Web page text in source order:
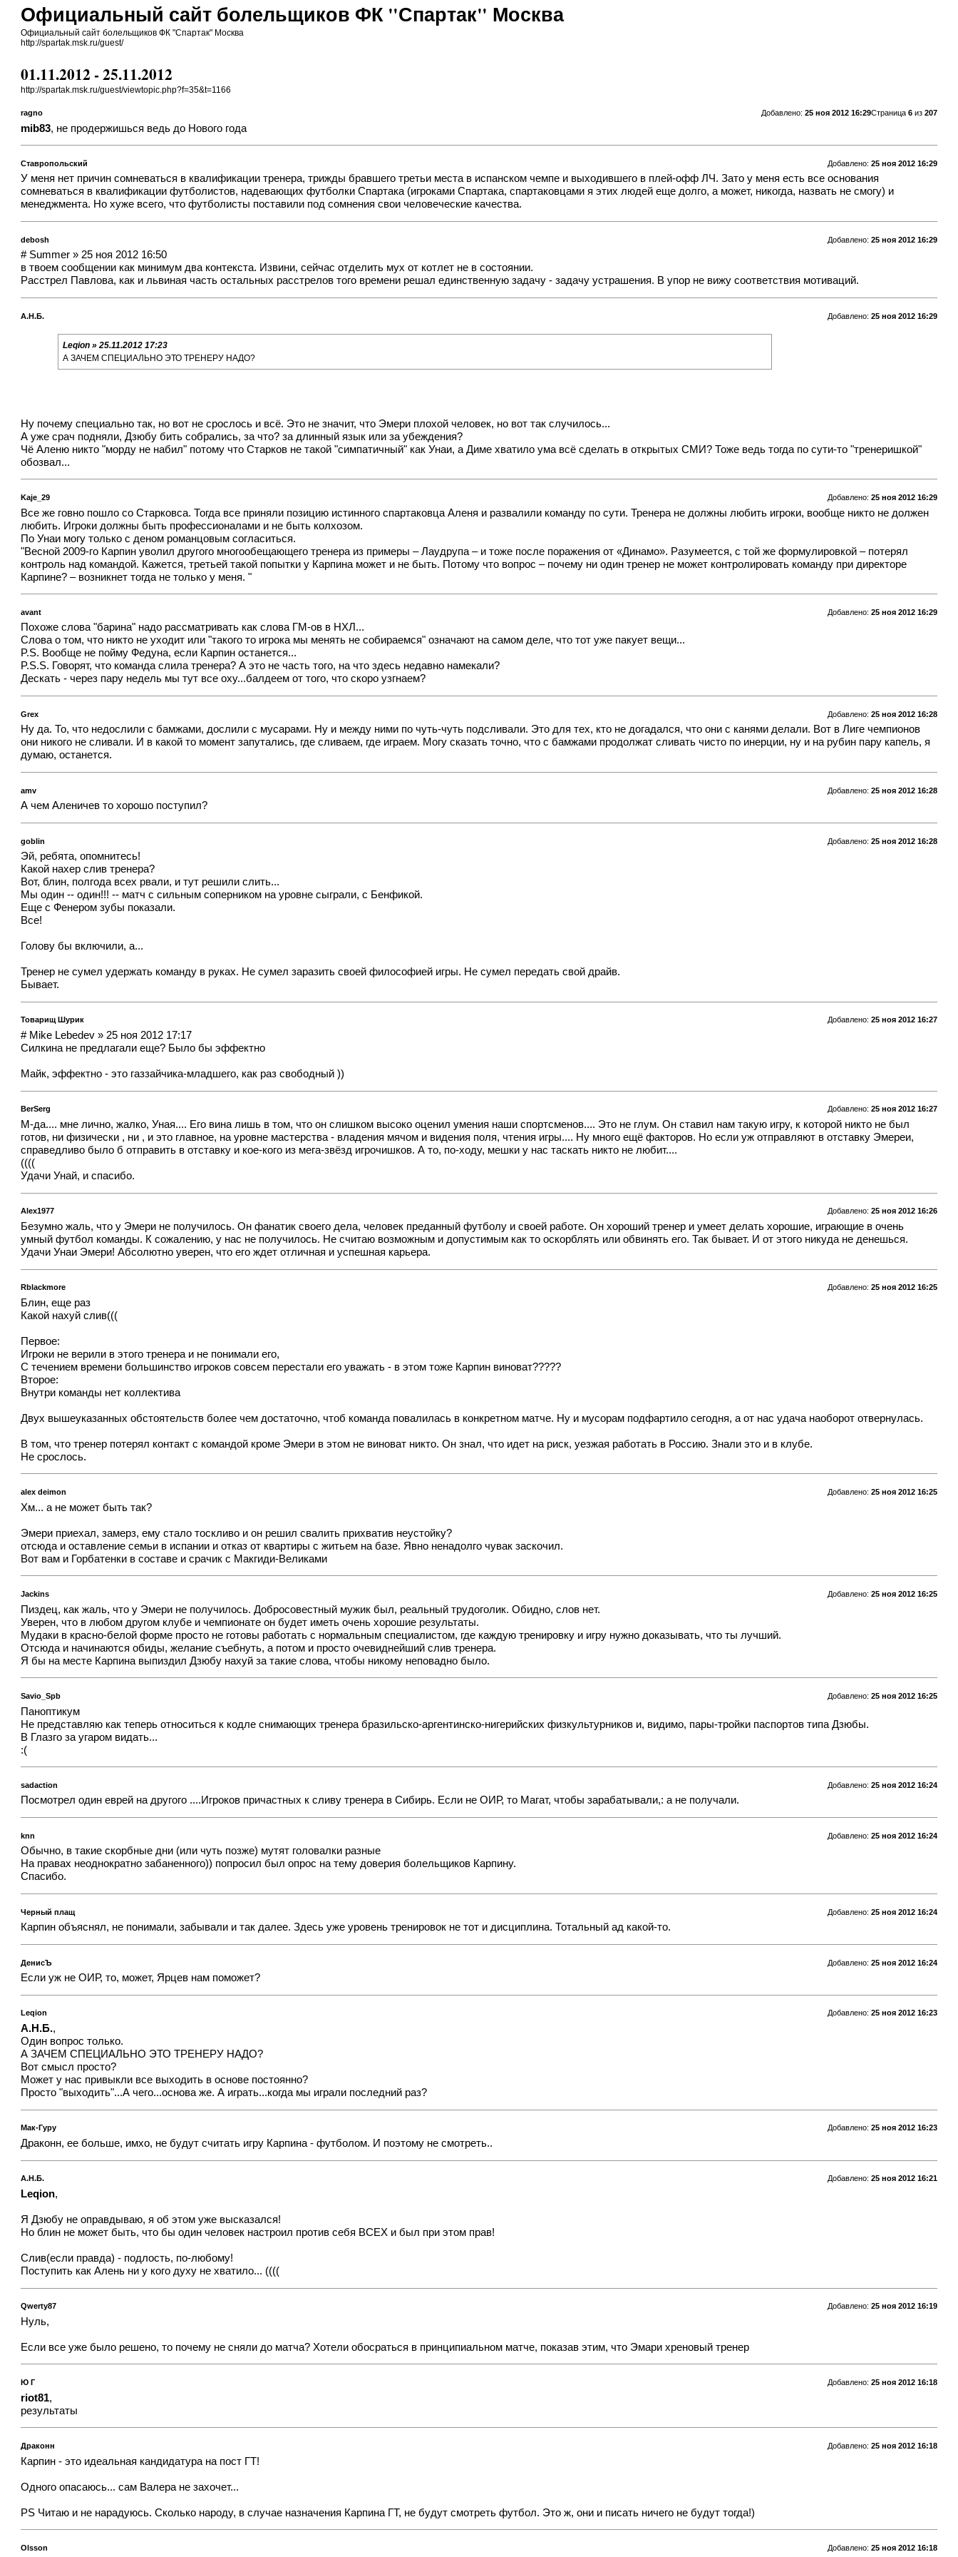
Официальный сайт болельщиков ФК "Спартак" Москва
Официальный сайт болельщиков ФК "Спартак" Москва
http://spartak.msk.ru/guest/
01.11.2012 - 25.11.2012
http://spartak.msk.ru/guest/viewtopic.php?f=35&t=1166
Страница 6из 207
Добавлено: 25 ноя 2012 16:29
ragno
mib83, не продержишься ведь до Нового года
Добавлено: 25 ноя 2012 16:29
Ставропольский
У меня нет причин сомневаться в квалификации тренера, трижды бравшего третьи места в испанском чемпе и выходившего в плей-офф ЛЧ. Зато у меня есть все основания
сомневаться в квалификации футболистов, надевающих футболки Спартака (игроками Спартака, спартаковцами я этих людей еще долго, а может, никогда, назвать не смогу) и
менеджмента. Но хуже всего, что футболисты поставили под сомнения свои человеческие качества.
Добавлено: 25 ноя 2012 16:29
debosh
# Summer » 25 ноя 2012 16:50
в твоем сообщении как минимум два контекста. Извини, сейчас отделить мух от котлет не в состоянии.
Расстрел Павлова, как и львиная часть остальных расстрелов того времени решал единственную задачу - задачу устрашения. В упор не вижу соответствия мотиваций.
Добавлено: 25 ноя 2012 16:29
А.Н.Б.
Leqion » 25.11.2012 17:23
А ЗАЧЕМ СПЕЦИАЛЬНО ЭТО ТРЕНЕРУ НАДО?
Ну почему специально так, но вот не срослось и всё. Это не значит, что Эмери плохой человек, но вот так случилось...
А уже срач подняли, Дзюбу бить собрались, за что? за длинный язык или за убеждения?
Чё Аленю никто "морду не набил" потому что Старков не такой "симпатичный" как Унаи, а Диме хватило ума всё сделать в открытых СМИ? Тоже ведь тогда по сути-то "тренеришкой"
обозвал...
Добавлено: 25 ноя 2012 16:29
Kaje_29
Все же говно пошло со Старковса. Тогда все приняли позицию истинного спартаковца Аленя и развалили команду по сути. Тренера не должны любить игроки, вообще никто не должен
любить. Игроки должны быть профессионалами и не быть колхозом.
По Унаи могу только с деном романцовым согласиться.
"Весной 2009-го Карпин уволил другого многообещающего тренера из примеры – Лаудрупа – и тоже после поражения от «Динамо». Разумеется, с той же формулировкой – потерял
контроль над командой. Кажется, третьей такой попытки у Карпина может и не быть. Потому что вопрос – почему ни один тренер не может контролировать команду при директоре
Карпине? – возникнет тогда не только у меня. "
Добавлено: 25 ноя 2012 16:29
avant
Похоже слова "барина" надо рассматривать как слова ГМ-ов в НХЛ...
Слова о том, что никто не уходит или "такого то игрока мы менять не собираемся" означают на самом деле, что тот уже пакует вещи...
P.S. Вообще не пойму Федуна, если Карпин останется...
P.S.S. Говорят, что команда слила тренера? А это не часть того, на что здесь недавно намекали?
Дескать - через пару недель мы тут все оху...балдеем от того, что скоро узгнаем?
Добавлено: 25 ноя 2012 16:28
Grex
Ну да. То, что недослили с бамжами, дослили с мусарами. Ну и между ними по чуть-чуть подсливали. Это для тех, кто не догадался, что они с канями делали. Вот в Лиге чемпионов
они никого не сливали. И в какой то момент запутались, где сливаем, где играем. Могу сказать точно, что с бамжами продолжат сливать чисто по инерции, ну и на рубин пару капель, я
думаю, останется.
Добавлено: 25 ноя 2012 16:28
amv
А чем Аленичев то хорошо поступил?
Добавлено: 25 ноя 2012 16:28
goblin
Эй, ребята, опомнитесь!
Какой нахер слив тренера?
Вот, блин, полгода всех рвали, и тут решили слить...
Мы один -- один!!! -- матч с сильным соперником на уровне сыграли, с Бенфикой.
Еще с Фенером зубы показали.
Все!
Голову бы включили, а...
Тренер не сумел удержать команду в руках. Не сумел заразить своей философией игры. Не сумел передать свой драйв.
Бывает.
Добавлено: 25 ноя 2012 16:27
Товарищ Шурик
# Mike Lebedev » 25 ноя 2012 17:17
Силкина не предлагали еще? Было бы эффектно
Майк, эффектно - это газзайчика-младшего, как раз свободный ))
Добавлено: 25 ноя 2012 16:27
BerSerg
М-да.... мне лично, жалко, Уная.... Его вина лишь в том, что он слишком высоко оценил умения наши спортсменов.... Это не глум. Он ставил нам такую игру, к которой никто не был
готов, ни физически , ни , и это главное, на уровне мастерства - владения мячом и видения поля, чтения игры.... Ну много ещё факторов. Но если уж отправляют в отставку Эмереи,
справедливо было б отправить в отставку и кое-кого из мега-звёзд игрочишков. А то, по-ходу, мешки у нас таскать никто не любит....
((((
Удачи Унай, и спасибо.
Добавлено: 25 ноя 2012 16:26
Alex1977
Безумно жаль, что у Эмери не получилось. Он фанатик своего дела, человек преданный футболу и своей работе. Он хороший тренер и умеет делать хорошие, играющие в очень
умный футбол команды. К сожалению, у нас не получилось. Не считаю возможным и допустимым как то оскорблять или обвинять его. Так бывает. И от этого никуда не денешься.
Удачи Унаи Эмери! Абсолютно уверен, что его ждет отличная и успешная карьера.
Добавлено: 25 ноя 2012 16:25
Rblackmore
Блин, еще раз
Какой нахуй слив(((
Первое:
Игроки не верили в этого тренера и не понимали его,
С течением времени большинство игроков совсем перестали его уважать - в этом тоже Карпин виноват?????
Второе:
Внутри команды нет коллектива
Двух вышеуказанных обстоятельств более чем достаточно, чтоб команда повалилась в конкретном матче. Ну и мусорам подфартило сегодня, а от нас удача наоборот отвернулась.
В том, что тренер потерял контакт с командой кроме Эмери в этом не виноват никто. Он знал, что идет на риск, уезжая работать в Россию. Знали это и в клубе.
Не срослось.
Добавлено: 25 ноя 2012 16:25
alex deimon
Хм... а не может быть так?
Эмери приехал, замерз, ему стало тоскливо и он решил свалить прихватив неустойку?
отсюда и оставление семьи в испании и отказ от квартиры с житьем на базе. Явно ненадолго чувак заскочил.
Вот вам и Горбатенки в составе и срачик с Макгиди-Великами
Добавлено: 25 ноя 2012 16:25
Jackins
Пиздец, как жаль, что у Эмери не получилось. Добросовестный мужик был, реальный трудоголик. Обидно, слов нет.
Уверен, что в любом другом клубе и чемпионате он будет иметь очень хорошие результаты.
Мудаки в красно-белой форме просто не готовы работать с нормальным специалистом, где каждую тренировку и игру нужно доказывать, что ты лучший.
Отсюда и начинаются обиды, желание съебнуть, а потом и просто очевиднейший слив тренера.
Я бы на месте Карпина выпиздил Дзюбу нахуй за такие слова, чтобы никому неповадно было.
Добавлено: 25 ноя 2012 16:25
Savio_Spb
Паноптикум
Не представляю как теперь относиться к кодле снимающих тренера бразильско-аргентинско-нигерийских физкультурников и, видимо, пары-тройки паспортов типа Дзюбы.
В Глазго за угаром видать...
:(
Добавлено: 25 ноя 2012 16:24
sadaction
Посмотрел один еврей на другого ....Игроков причастных к сливу тренера в Сибирь. Если не ОИР, то Магат, чтобы зарабатывали,: а не получали.
Добавлено: 25 ноя 2012 16:24
knn
Обычно, в такие скорбные дни (или чуть позже) мутят головалки разные
На правах неоднократно забаненного)) попросил был опрос на тему доверия болельщиков Карпину.
Спасибо.
Добавлено: 25 ноя 2012 16:24
Черный плащ
Карпин объяснял, не понимали, забывали и так далее. Здесь уже уровень тренировок не тот и дисциплина. Тотальный ад какой-то.
Добавлено: 25 ноя 2012 16:24
ДенисЪ
Если уж не ОИР, то, может, Ярцев нам поможет?
Добавлено: 25 ноя 2012 16:23
Leqion
А.Н.Б.,
Один вопрос только.
А ЗАЧЕМ СПЕЦИАЛЬНО ЭТО ТРЕНЕРУ НАДО?
Вот смысл просто?
Может у нас привыкли все выходить в основе постоянно?
Просто "выходить"...А чего...основа же. А играть...когда мы играли последний раз?
Добавлено: 25 ноя 2012 16:23
Мак-Гуру
Драконн, ее больше, имхо, не будут считать игру Карпина - футболом. И поэтому не смотреть..
Добавлено: 25 ноя 2012 16:21
А.Н.Б.
Leqion,
Я Дзюбу не оправдываю, я об этом уже высказался!
Но блин не может быть, что бы один человек настроил против себя ВСЕХ и был при этом прав!
Слив(если правда) - подлость, по-любому!
Поступить как Алень ни у кого духу не хватило... ((((
Добавлено: 25 ноя 2012 16:19
Qwerty87
Нуль,
Если все уже было решено, то почему не сняли до матча? Хотели обосраться в принципиальном матче, показав этим, что Эмари хреновый тренер
Добавлено: 25 ноя 2012 16:18
Ю Г
riot81,
результаты
Добавлено: 25 ноя 2012 16:18
Драконн
Карпин - это идеальная кандидатура на пост ГТ!
Одного опасаюсь... сам Валера не захочет...
PS Читаю и не нарадуюсь. Сколько народу, в случае назначения Карпина ГТ, не будут смотреть футбол. Это ж, они и писать ничего не будут тогда!)
Добавлено: 25 ноя 2012 16:18
Olsson